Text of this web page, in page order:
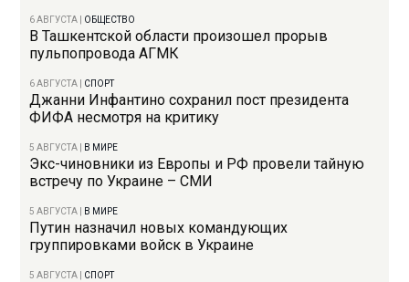
6 АВГУСТА ОБЩЕСТВО
В Ташкентской области произошел прорыв
пульпопровода АГМК
6 АВГУСТА СПОРТ
Джанни Инфантино сохранил пост президента
ФИФА несмотря на критику
5 АВГУСТА В МИРЕ
Экс-чиновники из Европы и РФ провели тайную
встречу по Украине – СМИ
5 АВГУСТА В МИРЕ
Путин назначил новых командующих
группировками войск в Украине
5 АВГУСТА СПОРТ